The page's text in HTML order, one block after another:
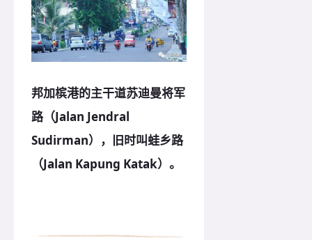
邦加槟港的主干道苏迪曼将军
路（Jalan Jendral
Sudirman），旧时叫蛙乡路
（Jalan Kapung Katak）。